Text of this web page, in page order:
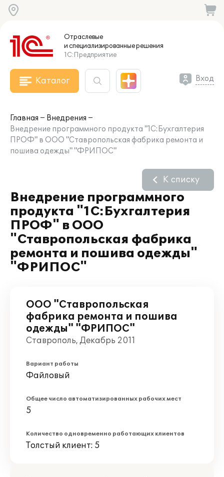
Отраслевые
и специализированныерешения
1С:Предприятие
Каталог Вход
Главная
Внедрения
Внедрение программного продукта "1С:Бухгалтерия
ПРОФ" в ООО "Ставропольская фабрика ремонта и
пошива одежды" "ФРИПОС"
Внедрение программного
продукта "1С:Бухгалтерия
ПРОФ" в ООО
"Ставропольская фабрика
ремонта и пошива одежды"
"ФРИПОС"
К списку
ООО "Ставропольская
фабрика ремонта и пошива
одежды" "ФРИПОС"
Ставрополь, Декабрь 2011
Вариант работы
Файловый
Общее число автоматизированных рабочих мест
5
Количество одновременно работающих клиентов
Толстый клиент: 5